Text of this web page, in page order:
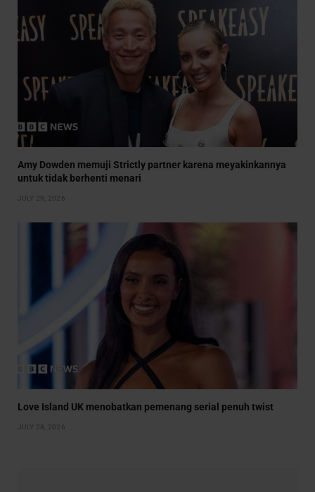
Amy Dowden memuji Strictly partner karena meyakinkannya
untuk tidak berhenti menari
JULY 29, 2026
Love Island UK menobatkan pemenang serial penuh twist
JULY 28, 2026